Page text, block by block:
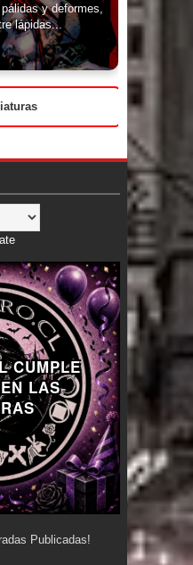
y deformes,
lápidas...
CUMPLE
LAS
Publicadas!